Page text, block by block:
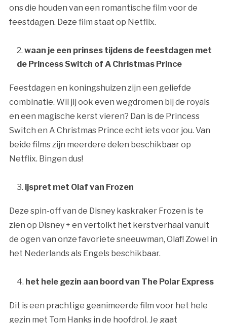
ons die houden van een romantische film voor de
feestdagen. Deze film staat op Netflix.
waan je een prinses tijdens de feestdagen met
de Princess Switch of A Christmas Prince
Feestdagen en koningshuizen zijn een geliefde
combinatie. Wil jij ook even wegdromen bij de royals
en een magische kerst vieren? Dan is de Princess
Switch en A Christmas Prince echt iets voor jou. Van
beide films zijn meerdere delen beschikbaar op
Netflix. Bingen dus!
ijspret met Olaf van Frozen
Deze spin-off van de Disney kaskraker Frozen is te
zien op Disney + en vertolkt het kerstverhaal vanuit
de ogen van onze favoriete sneeuwman, Olaf! Zowel in
het Nederlands als Engels beschikbaar.
het hele gezin aan boord van The Polar Express
Dit is een prachtige geanimeerde film voor het hele
gezin met Tom Hanks in de hoofdrol. Je gaat